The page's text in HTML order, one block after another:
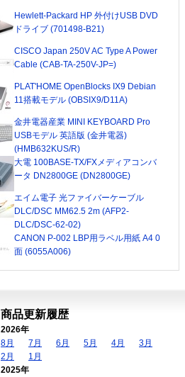
Hewlett-Packard HP 外付けUSB DVD
ドライブ (701498-B21)
CISCO Japan 250V AC Type A Power
Cable (CAB-TA-250V-JP=)
PLAT'HOME OpenBlocks IX9 Debian
11搭載モデル (OBSIX9/D11A)
金井電器産業 MINI KEYBOARD Pro
USBモデル 英語版 (金井電器)
(HMB632KUS/R)
大電 100BASE-TX/FXメディアコンバ
ータ DN2800GE (DN2800GE)
エイム電子 光ファイバーケーブル
DLC/DSC MM62.5 2m (AFP2-
DLC/DSC-62-02)
CANON P-002 LBP用ラベル用紙 A4 0
面 (6055A006)
商品更新履歴
2026年
8月
7月 6月 5月 4月
3月
2月
1月
2025年